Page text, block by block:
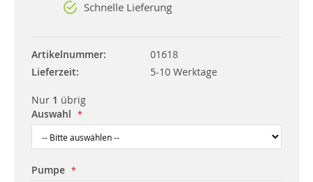
Schnelle Lieferung
Artikelnummer
01618
Lieferzeit
5-10 Werktage
Nur 1 übrig
Auswahl
Pumpe